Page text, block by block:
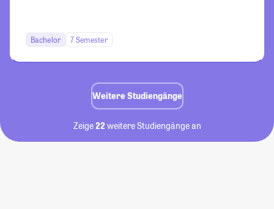
Bachelor 7 Semester
Weitere Studiengänge
Zeige22 weitere Studiengänge an